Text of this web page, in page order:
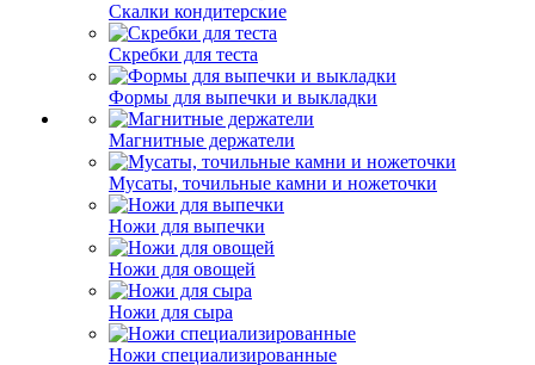
Скалки кондитерские
Скребки для теста
Формы для выпечки и выкладки
Магнитные держатели
Мусаты, точильные камни и ножеточки
Ножи для выпечки
Ножи для овощей
Ножи для сыра
Ножи специализированные